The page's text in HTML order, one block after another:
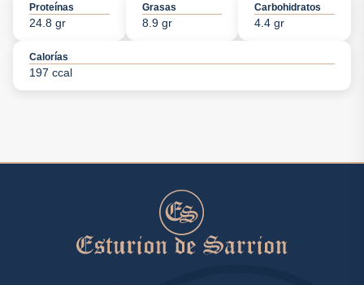
Proteínas
24.8 gr
Grasas
8.9 gr
Carbohidratos
4.4 gr
Calorías
197 ccal